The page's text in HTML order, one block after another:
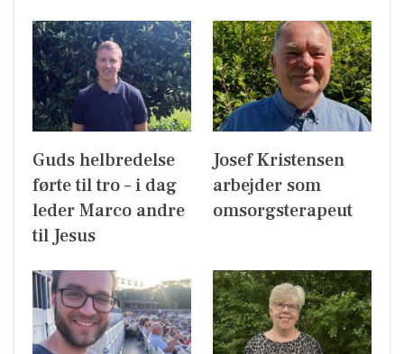
Guds helbredelse
førte til tro – i dag
leder Marco andre
til Jesus
Josef Kristensen
arbejder som
omsorgsterapeut